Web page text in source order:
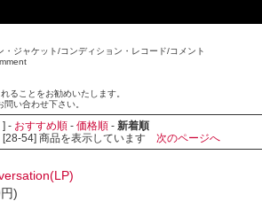
ジャケット/コンディション・レコード/コメント
ることをお勧めいたします。
い合わせ下さい。
] - おすすめ順- 価格順- 新着順
54] 商品を表示しています 次のページへ
)